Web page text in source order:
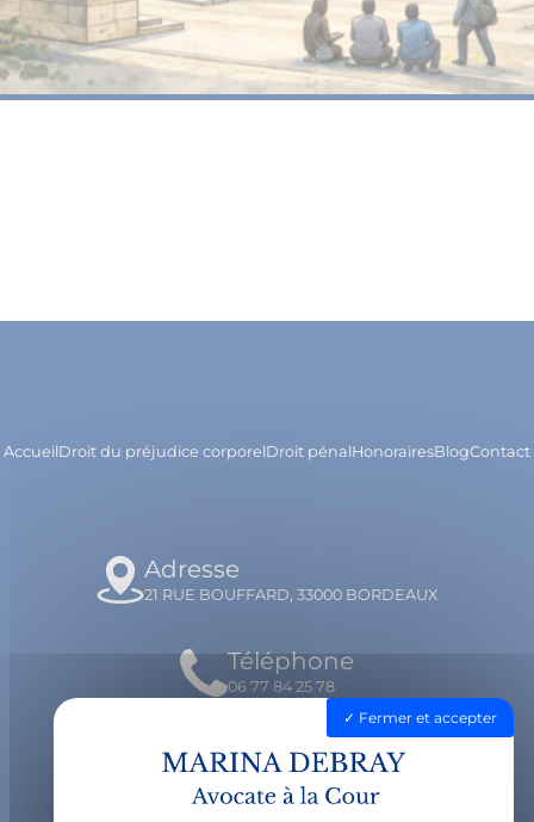
AccueilDroit du préjudice corporelDroit pénalHonorairesBlogContact
Adresse
21 RUE BOUFFARD, 33000 BORDEAUX
Téléphone
06 77 84 25 78
Email
contact@avocatdebray.fr
Fermer et accepter